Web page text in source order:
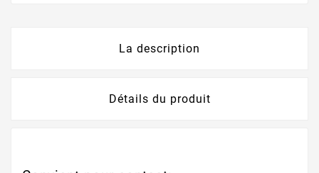
La description
Détails du produit